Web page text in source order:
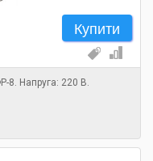
Купити
8. Напруга: 220 В.